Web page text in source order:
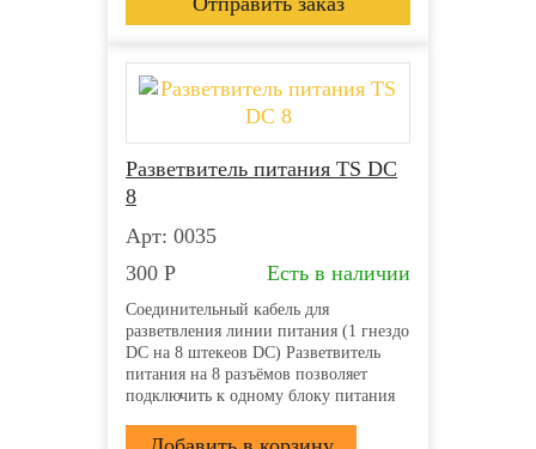
Разветвитель питания TS DC
8
Арт: 0035
300 Р Есть в наличии
Соединительный кабель для
разветвления линии питания (1 гнездо
DC на 8 штекеов DC) Разветвитель
питания на 8 разъёмов позволяет
подключить к одному блоку питания
Вход: Гнездо питания DC типа «мама»